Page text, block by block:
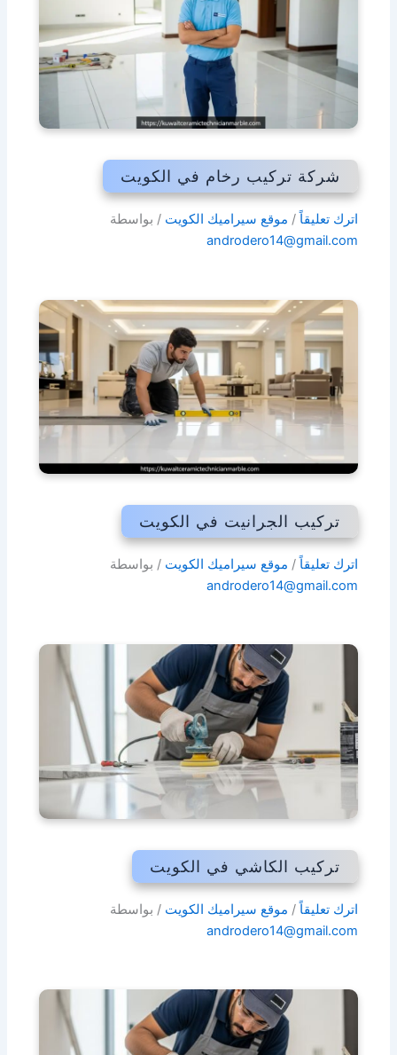
شركة تركيب رخام في الكويت
اترك تعليقاً / موقع سيراميك الكويت / بواسطة
androdero14@gmail.com
تركيب الجرانيت في الكويت
اترك تعليقاً / موقع سيراميك الكويت / بواسطة
androdero14@gmail.com
تركيب الكاشي في الكويت
اترك تعليقاً / موقع سيراميك الكويت / بواسطة
androdero14@gmail.com